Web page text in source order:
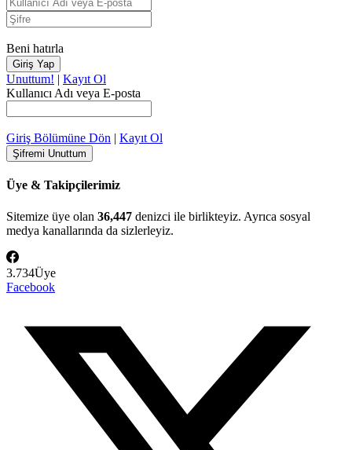
Beni hatırla
Unuttum! | Kayıt Ol
Kullanıcı Adı veya E-posta
Giriş Bölümüne Dön | Kayıt Ol
Üye & Takipçilerimiz
Sitemize üye olan 36,447 denizci ile birlikteyiz. Ayrıca sosyal
medya kanallarında da sizlerleyiz.
3.734Üye
Facebook